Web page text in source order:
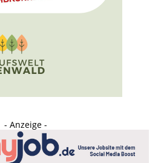
- Anzeige -